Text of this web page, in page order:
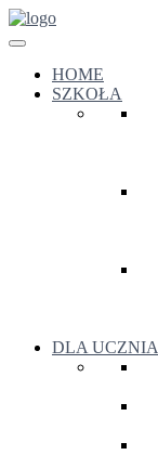
HOME
SZKOŁA
DLA UCZNIA